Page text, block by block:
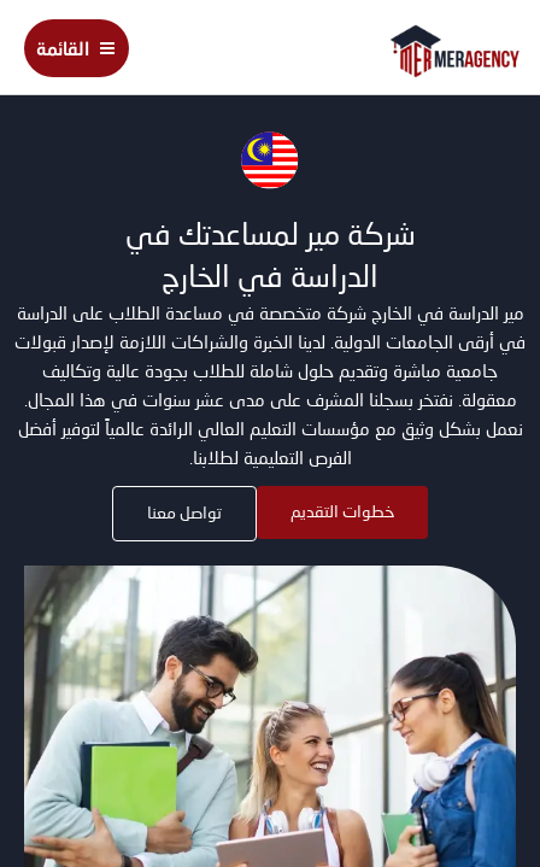
المحتوى
Main
Menu
القائمة
شركة مير لمساعدتك في
الدراسة في الخارج
مير الدراسة في الخارج شركة متخصصة في مساعدة الطلاب على الدراسة
في أرقى الجامعات الدولية. لدينا الخبرة والشراكات اللازمة لإصدار قبولات
جامعية مباشرة وتقديم حلول شاملة للطلاب بجودة عالية وتكاليف
معقولة. نفتخر بسجلنا المشرف على مدى عشر سنوات في هذا المجال.
نعمل بشكل وثيق مع مؤسسات التعليم العالي الرائدة عالمياً لتوفير أفضل
الفرص التعليمية لطلابنا.
خطوات التقديم تواصل معنا